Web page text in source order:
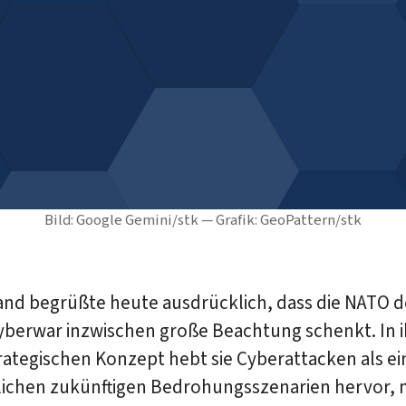
Bild: Google Gemini/stk — Grafik: GeoPattern/stk
begrüßte heute ausdrücklich, dass die NATO
inzwischen große Beachtung schenkt. In
Konzept hebt sie Cyberattacken als
zukünftigen Bedrohungsszenarien hervor,